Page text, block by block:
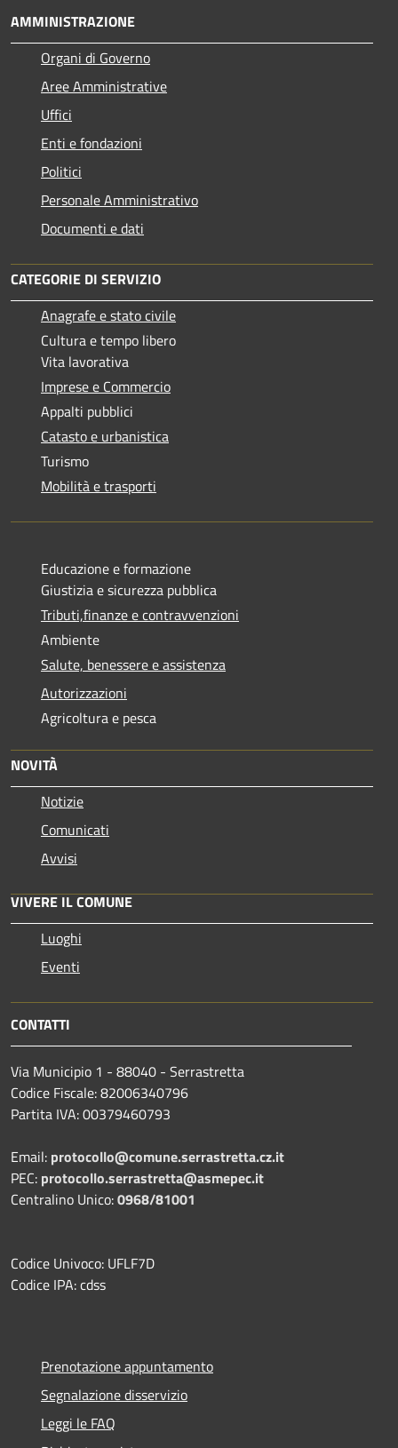
AMMINISTRAZIONE
Organi di Governo
Aree Amministrative
Uffici
Enti e fondazioni
Politici
Personale Amministrativo
Documenti e dati
CATEGORIE DI SERVIZIO
Anagrafe e stato civile
Cultura e tempo libero
Vita lavorativa
Imprese e Commercio
Appalti pubblici
Catasto e urbanistica
Turismo
Mobilità e trasporti
Educazione e formazione
Giustizia e sicurezza pubblica
Tributi,finanze e contravvenzioni
Ambiente
Salute, benessere e assistenza
Autorizzazioni
Agricoltura e pesca
NOVITÀ
Notizie
Comunicati
Avvisi
VIVERE IL COMUNE
Luoghi
Eventi
CONTATTI
Via Municipio 1 - 88040 - Serrastretta
Codice Fiscale: 82006340796
Partita IVA: 00379460793
Email: protocollo@comune.serrastretta.cz.it
PEC: protocollo.serrastretta@asmepec.it
Centralino Unico:0968/81001
Codice Univoco: UFLF7D
Codice IPA: cdss
Prenotazione appuntamento
Segnalazione disservizio
Leggi le FAQ